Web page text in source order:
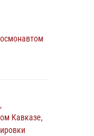
со Дня
Кавказе,